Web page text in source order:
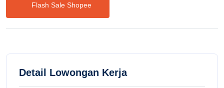
Flash Sale Shopee
Detail Lowongan Kerja